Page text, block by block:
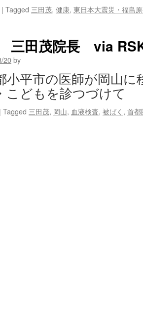
| Tagged 三田茂, 健康, 東日本大震災・福島
三田茂院長 via
20by
小平市の医師が岡山に
こどもを診つづけて
| Tagged 三田茂, 岡山, 血液検査, 被ばく , 首都